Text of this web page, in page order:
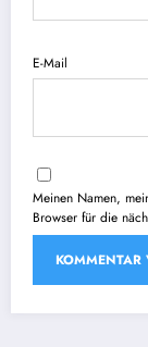
E-Mail
Meinen Namen,
Browser für die